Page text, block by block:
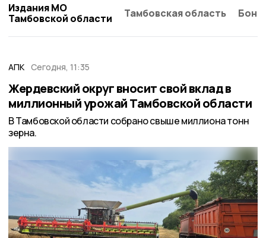
Издания МО
Тамбовской области
Тамбовская область
АПК Сегодня, 11:35
Жердевский округ вносит свой вклад в
миллионный урожай Тамбовской области
В Тамбовской области собрано свыше миллиона тонн
зерна.